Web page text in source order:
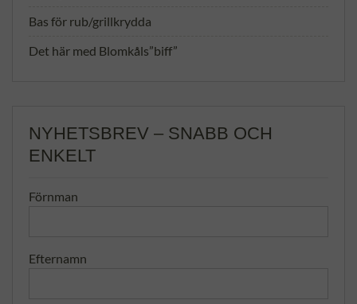
Bas för rub/grillkrydda
Det här med Blomkåls”biff”
NYHETSBREV – SNABB OCH
ENKELT
Förnman
Efternamn